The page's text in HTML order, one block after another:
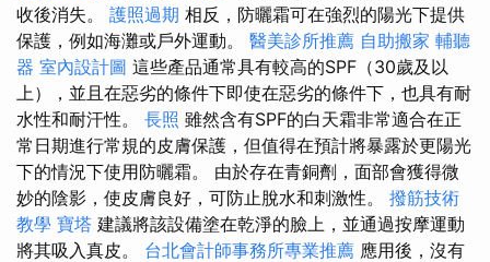
收後消失。 護照過期 相反，防曬霜可在強烈的陽光下提供
保護，例如海灘或戶外運動。 醫美診所推薦 自助搬家 輔聽
器 室內設計圖 這些產品通常具有較高的SPF（30歲及以
上），並且在惡劣的條件下即使在惡劣的條件下，也具有耐
水性和耐汗性。 長照 雖然含有SPF的白天霜非常適合在正
常日期進行常規的皮膚保護，但值得在預計將暴露於更陽光
下的情況下使用防曬霜。 由於存在青銅劑，面部會獲得微
妙的陰影，使皮膚良好，可防止脫水和刺激性。 撥筋技術
教學 寶塔 建議將該設備塗在乾淨的臉上，並通過按摩運動
將其吸入真皮。 台北會計師事務所專業推薦 應用後，沒有